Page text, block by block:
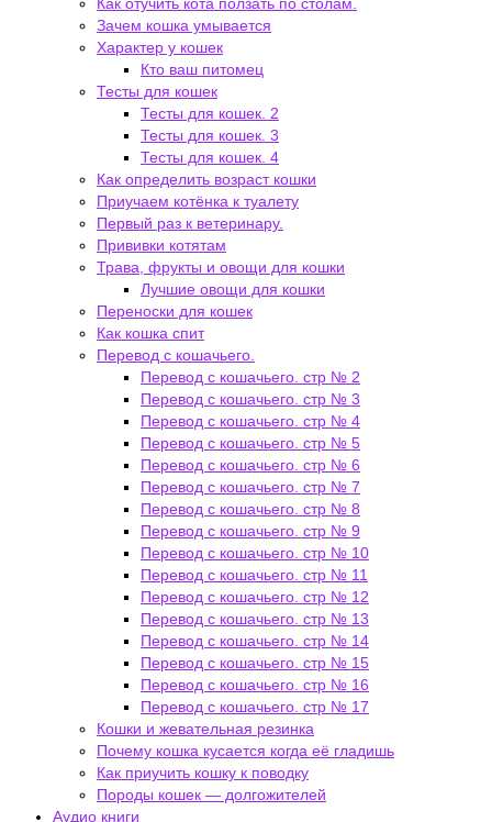
Зачем кошка умывается
Характер у кошек
Кто ваш питомец
Тесты для кошек
Тесты для кошек. 2
Тесты для кошек. 3
Тесты для кошек. 4
Как определить возраст кошки
Приучаем котёнка к туалету
Первый раз к ветеринару.
Прививки котятам
Трава, фрукты и овощи для кошки
Лучшие овощи для кошки
Переноски для кошек
Как кошка спит
Перевод с кошачьего.
Перевод с кошачьего. стр № 2
Перевод с кошачьего. стр № 3
Перевод с кошачьего. стр № 4
Перевод с кошачьего. стр № 5
Перевод с кошачьего. стр № 6
Перевод с кошачьего. стр № 7
Перевод с кошачьего. стр № 8
Перевод с кошачьего. стр № 9
Перевод с кошачьего. стр № 10
Перевод с кошачьего. стр № 11
Перевод с кошачьего. стр № 12
Перевод с кошачьего. стр № 13
Перевод с кошачьего. стр № 14
Перевод с кошачьего. стр № 15
Перевод с кошачьего. стр № 16
Перевод с кошачьего. стр № 17
Кошки и жевательная резинка
Почему кошка кусается когда её гладишь
Как приучить кошку к поводку
Породы кошек — долгожителей
Аудио книги